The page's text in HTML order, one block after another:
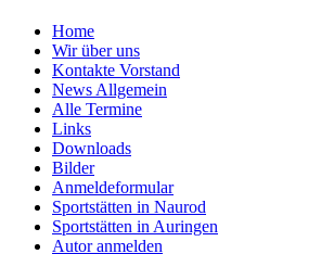
Home
Wir über uns
Kontakte Vorstand
News Allgemein
Alle Termine
Links
Downloads
Bilder
Anmeldeformular
Sportstätten in Naurod
Sportstätten in Auringen
Autor anmelden